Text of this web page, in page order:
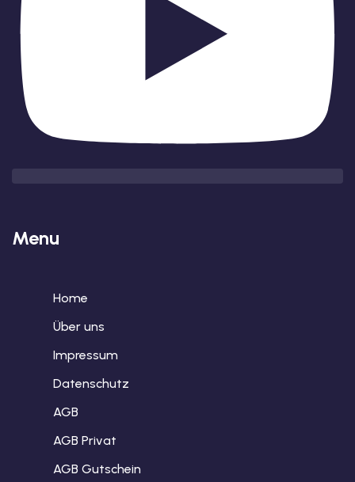
Menu
Home
Über uns
Impressum
Datenschutz
AGB
AGB Privat
AGB Gutschein